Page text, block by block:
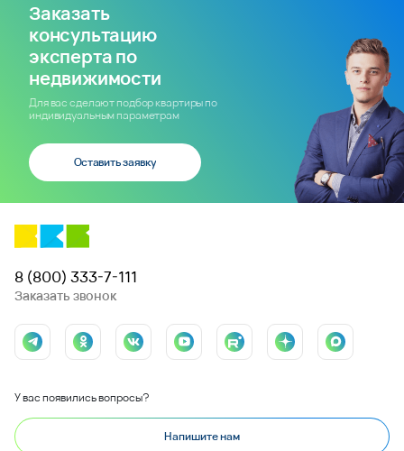
Заказать
консультацию
эксперта по
недвижимости
Для вас сделают подбор квартиры по
индивидуальным параметрам
Оставить заявку
8 (800) 333-7-111
Заказать звонок
У вас появились вопросы?
Напишите нам